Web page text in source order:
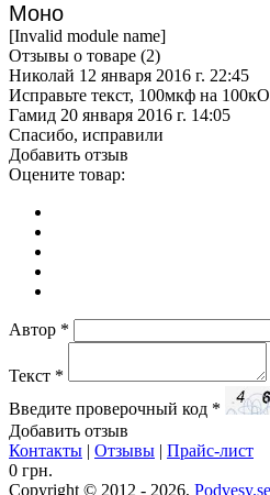
Моно
[Invalid module name]
Отзывы о товаре (2)
Николай 12 января 2016 г. 22:45
Исправьте текст, 100мкф на
Гамид 20 января 2016 г. 14:05
Спасибо, исправили
Добавить отзыв
Оцените товар:
Автор *
Текст *
Введите проверочный код *
Добавить отзыв
Контакты | Отзывы | Прайс-лист
0 грн.
Copyright © 2012 - 2026,